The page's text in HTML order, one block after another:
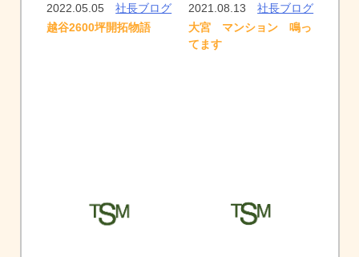
2022.05.05社長ブログ
越谷2600坪開拓物語
2021.08.13社長ブログ
大宮 マンション 鳴っ
てます